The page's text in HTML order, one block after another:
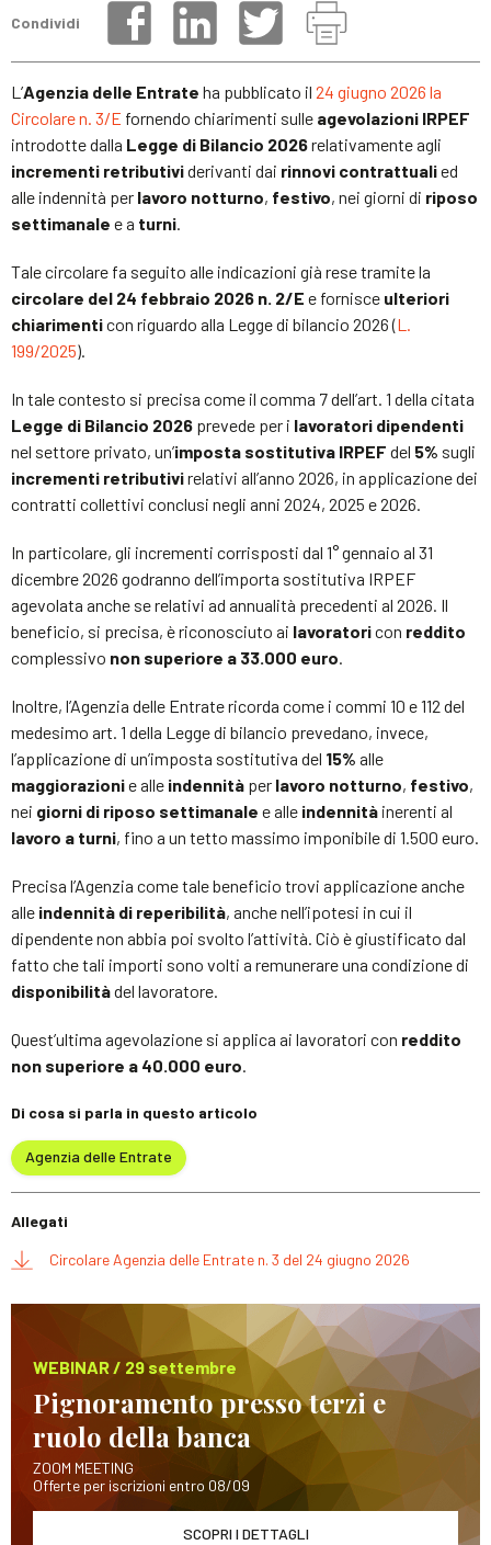
Condividi
L’Agenzia delle Entrate ha pubblicato il 24 giugno 2026 la
Circolare n. 3/E fornendo chiarimenti sulle agevolazioni IRPEF
introdotte dalla Legge di Bilancio 2026relativamente agli
incrementi retributividerivanti dai rinnovi contrattualied
alle indennità per lavoro notturno, festivo, nei giorni di riposo
settimanale e a turni.
Tale circolare fa seguito alle indicazioni già rese tramite la
circolare del 24 febbraio 2026 n. 2/E e fornisce ulteriori
chiarimenticon riguardo alla Legge di bilancio 2026 (L.
199/2025).
In tale contesto si precisa come il comma 7 dell’art. 1 della citata
Legge di Bilancio 2026 prevede per i lavoratori dipendenti
nel settore privato, un’imposta sostitutiva IRPEF del 5% sugli
incrementi retributivirelativi all’anno 2026, in applicazione dei
contratti collettivi conclusi negli anni 2024, 2025 e 2026.
In particolare, gli incrementi corrisposti dal 1° gennaio al 31
dicembre 2026 godranno dell’importa sostitutiva IRPEF
agevolata anche se relativi ad annualità precedenti al 2026. Il
beneficio, si precisa, è riconosciuto ai lavoratoricon reddito
complessivo non superiore a 33.000 euro.
Inoltre, l’Agenzia delle Entrate ricorda come i commi 10 e 112 del
medesimo art. 1 della Legge di bilancio prevedano, invece,
l’applicazione di un’imposta sostitutiva del 15% alle
maggiorazionie alle indennità per lavoro notturno, festivo,
nei giorni di riposo settimanale e alle indennità inerenti al
lavoro a turni, fino a un tetto massimo imponibile di 1.500 euro.
Precisa l’Agenzia come tale beneficio trovi applicazione anche
alle indennità di reperibilità, anche nell’ipotesi in cui il
dipendente non abbia poi svolto l’attività. Ciò è giustificato dal
fatto che tali importi sono volti a remunerare una condizione di
disponibilitàdel lavoratore.
Quest’ultima agevolazione si applica ai lavoratori con reddito
non superiore a 40.000 euro.
Di cosa si parla in questo articolo
Agenzia delle Entrate
Allegati
Circolare Agenzia delle Entrate n. 3 del 24 giugno 2026
WEBINAR / 29 settembre
Pignoramento presso terzi e
ruolo della banca
ZOOM MEETING
Offerte per iscrizioni entro 08/09
SCOPRI I DETTAGLI